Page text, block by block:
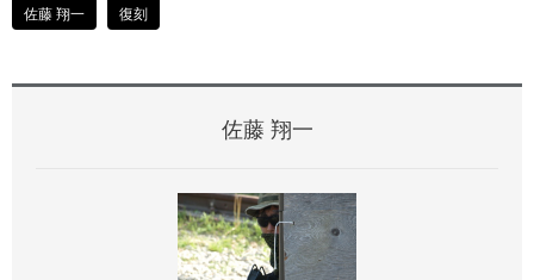
佐藤 翔一
復刻
佐藤 翔一